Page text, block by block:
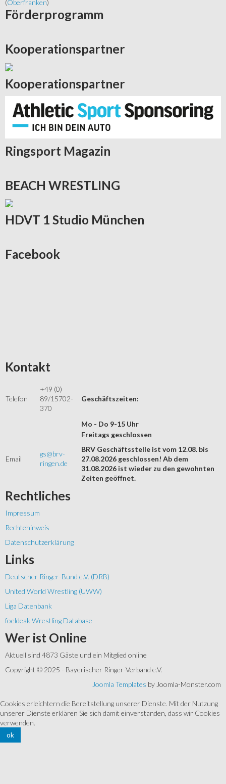
(Oberfranken)
Förderprogramm
Kooperationspartner
Kooperationspartner
Ringsport Magazin
BEACH WRESTLING
HDVT 1 Studio München
Facebook
Kontakt
Telefon
+49 (0)
89/15702-
370
Geschäftszeiten:
Mo - Do 9-15 Uhr
Email
gs@brv-
ringen.de
Freitags geschlossen
BRV Geschäftsstelle ist vom 12.08. bis
27.08.2026 geschlossen! Ab dem
31.08.2026 ist wieder zu den gewohnten
Zeiten geöffnet.
Rechtliches
Impressum
Rechtehinweis
Datenschutzerklärung
Links
Deutscher Ringer-Bund e.V. (DRB)
United World Wrestling (UWW)
Liga Datenbank
foeldeak Wrestling Database
Wer ist Online
Aktuell sind 4873 Gäste und ein Mitglied online
Copyright © 2025 - Bayerischer Ringer-Verband e.V.
Joomla Templates by Joomla-Monster.com
Cookies erleichtern die Bereitstellung unserer Dienste. Mit der Nutzung
unserer Dienste erklären Sie sich damit einverstanden, dass wir Cookies
verwenden.
ok